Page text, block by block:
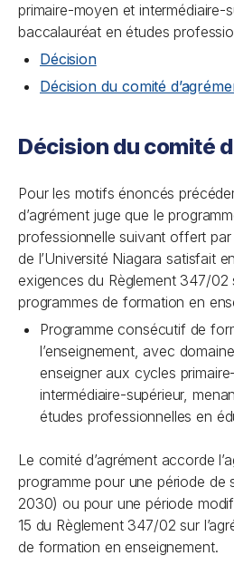
primaire-moyen et intermédiaire-
baccalauréat en études
Décision
Décision du comité
Décision du comité
Pour les motifs énoncés
d’agrément juge que le
professionnelle suivant offert par
de l’Université Niagara satisfait
exigences du Règlement 347/02
programmes de formation en
Programme consécutif de
l’enseignement, avec
enseigner aux cycles
intermédiaire-supérieur,
études professionnelles en
Le comité d’agrément accorde
programme pour une période de
2030) ou pour une période
15 du Règlement 347/02 sur
de formation en enseignement.